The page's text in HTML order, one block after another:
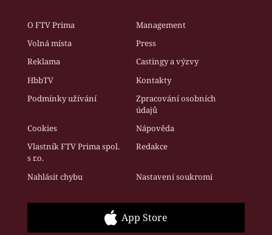
O FTV Prima
Management
Volná místa
Press
Reklama
Castingy a výzvy
HbbTV
Kontakty
Podmínky užívání
Zpracování osobních
údajů
Cookies
Nápověda
Vlastník FTV Prima spol.
s r.o.
Redakce
Nahlásit chybu Nastavení soukromí
App Store